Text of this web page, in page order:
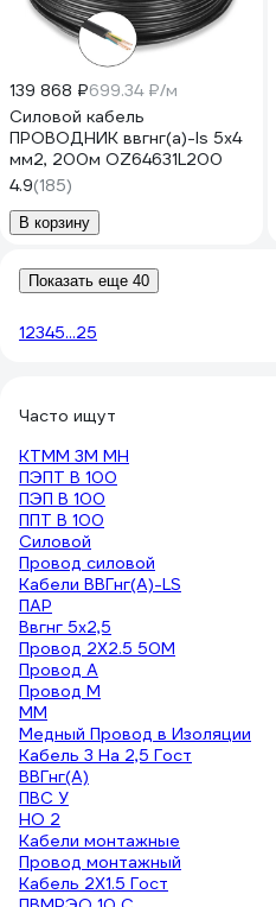
139 868 ₽699.34 ₽/м
Силовой кабель
ПРОВОДНИК ввгнг(a)-ls 5x4
мм2, 200м OZ64631L200
4.9(185)
В корзину
Показать еще 40
12345...25
Часто ищут
КТММ 3М МН
ПЭПТ В 100
ПЭП В 100
ППТ В 100
Силовой
Провод силовой
Кабели ВВГнг(А)-LS
ПАР
Ввгнг 5х2,5
Провод 2Х2.5 50М
Провод А
Провод М
ММ
Медный Провод в Изоляции
Кабель 3 На 2,5 Гост
ВВГнг(A)
ПВС У
НО 2
Кабели монтажные
Провод монтажный
Кабель 2Х1.5 Гост